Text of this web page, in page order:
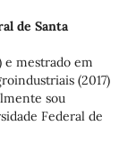
de Santa
e mestrado em
(2017)
sou
Federal de